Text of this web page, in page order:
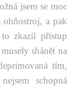
jsem se moc
ohňostroj, a pak
zkazil přístup
shánět na
tím,
schopná